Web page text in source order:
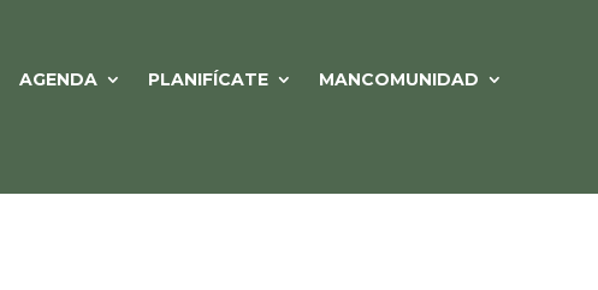
AGENDA PLANIFÍCATE
MANCOMUNIDAD